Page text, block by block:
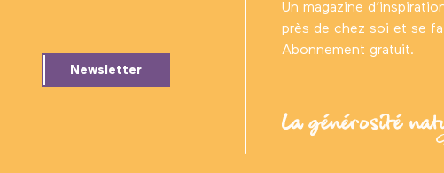
Newsletter
Un magazine
près de chez soi et se
Abonnement gratuit.